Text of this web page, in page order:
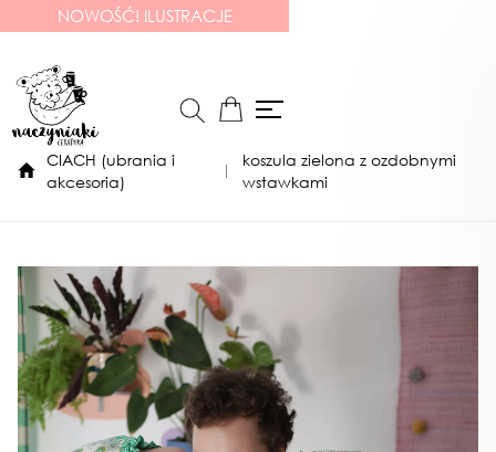
NOWOŚĆ! ILUSTRACJE
CIACH (ubrania i
akcesoria)
koszula zielona z ozdobnymi
wstawkami